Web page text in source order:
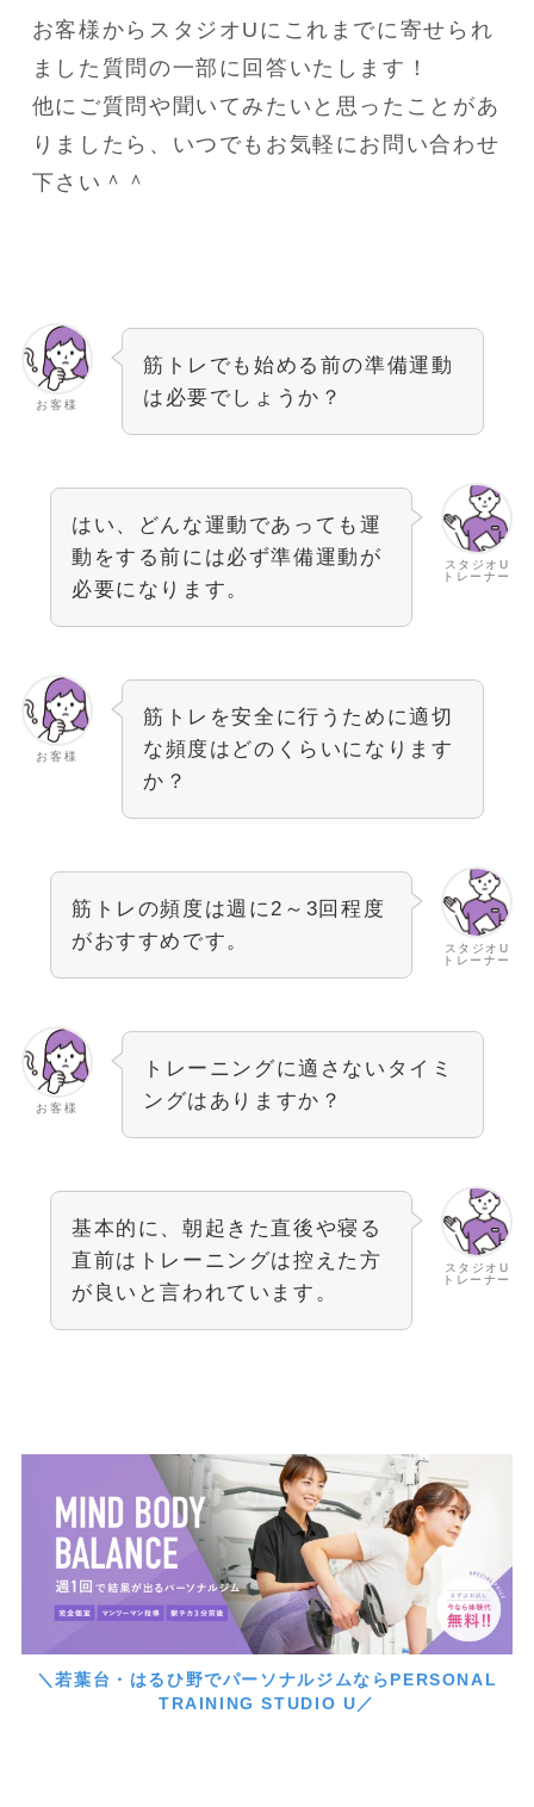
お客様からスタジオUにこれまでに寄せられ
ました質問の一部に回答いたします！
他にご質問や聞いてみたいと思ったことがあ
りましたら、いつでもお気軽にお問い合わせ
下さい＾＾
お客様
筋トレでも始める前の準備運動
は必要でしょうか？
スタジオU
トレーナー
はい、どんな運動であっても運
動をする前には必ず準備運動が
必要になります。
お客様
筋トレを安全に行うために適切
な頻度はどのくらいになります
か？
スタジオU
トレーナー
筋トレの頻度は週に2～3回程度
がおすすめです。
お客様
トレーニングに適さないタイミ
ングはありますか？
スタジオU
トレーナー
基本的に、朝起きた直後や寝る
直前はトレーニングは控えた方
が良いと言われています。
＼若葉台・はるひ野でパーソナルジムならPERSONAL
TRAINING STUDIO U／